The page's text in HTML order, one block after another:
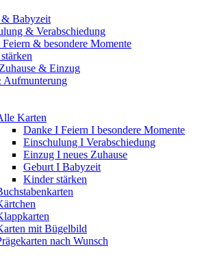
Babyzeit
& Verabschiedung
& besondere Momente
& Einzug
Aufmunterung
Karten
Danke I Feiern I besondere Momente
Einschulung I Verabschiedung
Einzug I neues Zuhause
Geburt I Babyzeit
Kinder stärken
mit Bügelbild
nach Wunsch